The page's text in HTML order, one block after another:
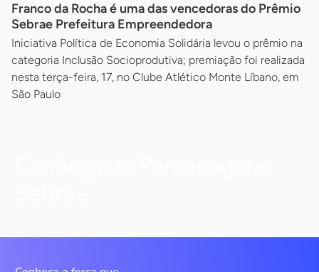
Franco da Rocha é uma das vencedoras do Prêmio
Sebrae Prefeitura Empreendedora
Iniciativa Política de Economia Solidária levou o prêmio na
categoria Inclusão Socioprodutiva; premiação foi realizada
nesta terça-feira, 17, no Clube Atlético Monte Líbano, em
São Paulo